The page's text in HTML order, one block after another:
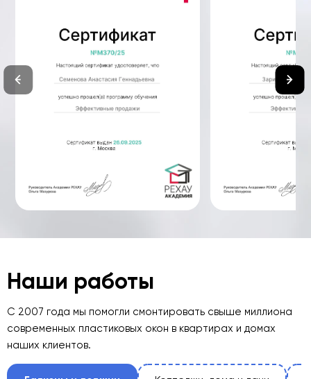
Наши работы
С 2007 года мы помогли смонтировать свыше миллиона
современных пластиковых окон в квартирах и домах
наших клиентов.